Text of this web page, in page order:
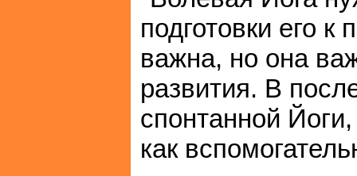
подготовки его
важна, но она
развития. В
спонтанной
как